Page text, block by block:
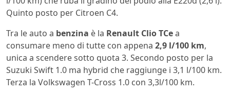
Quinto posto per Citroen C4.
Tra le auto a benzina è la Renault Clio TCea
consumare meno di tutte con appena 2,9 l/100 km,
unica a scendere sotto quota 3. Secondo posto per la
Suzuki Swift 1.0 ma hybrid che raggiunge i 3,1 l/100 km.
Terza la Volkswagen T-Cross 1.0 con 3,3l/100 km.